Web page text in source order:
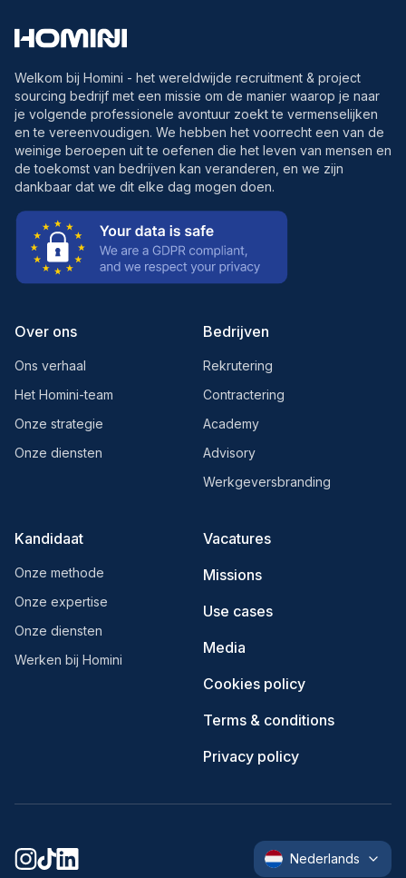
Welkom bij Homini - het wereldwijde recruitment & project
sourcing bedrijf met een missie om de manier waarop je naar
je volgende professionele avontuur zoekt te vermenselijken
en te vereenvoudigen. We hebben het voorrecht een van de
weinige beroepen uit te oefenen die het leven van mensen en
de toekomst van bedrijven kan veranderen, en we zijn
dankbaar dat we dit elke dag mogen doen.
Over ons
Ons verhaal
Het Homini-team
Onze strategie
Onze diensten
Bedrijven
Rekrutering
Contractering
Academy
Advisory
Werkgeversbranding
Kandidaat
Onze methode
Onze expertise
Onze diensten
Werken bij Homini
Vacatures
Missions
Use cases
Media
Cookies policy
Terms & conditions
Privacy policy
Nederlands